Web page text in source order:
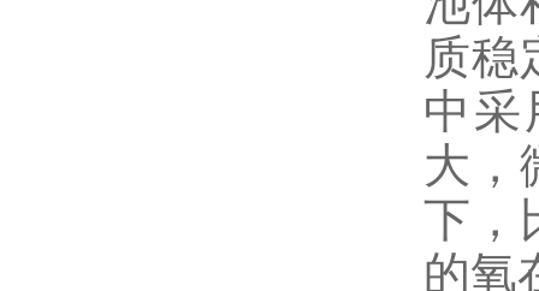
质稳
中采
大，
下，
的氧